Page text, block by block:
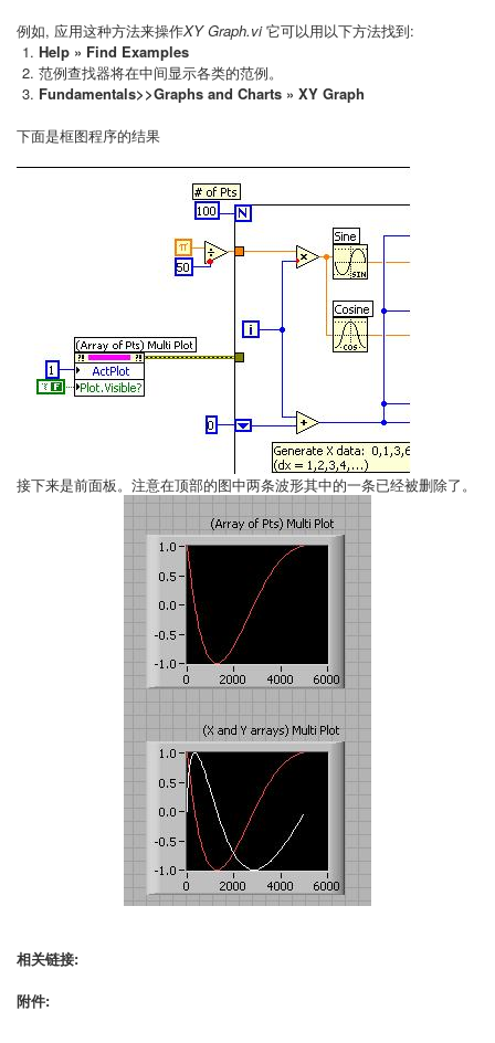
例如, 应用这种方法来操作XY Graph.vi它可以用以下方法找到:
Help » Find Examples
范例查找器将在中间显示各类的范例。
Fundamentals>>Graphs and Charts » XY Graph
下面是框图程序的结果
接下来是前面板。注意在顶部的图中两条波形其中的一条已经被删除了。
相关链接:
附件: